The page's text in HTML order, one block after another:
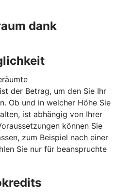
dank
der Betrag, um den Sie Ihr
Ob und in welcher Höhe Sie
ist abhängig von Ihrer
können Sie
zum Beispiel nach einer
Sie nur für beanspruchte